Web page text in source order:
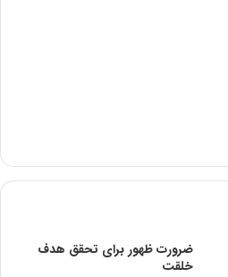
ضرورت ظهور برای تحقق هدف
خلقت